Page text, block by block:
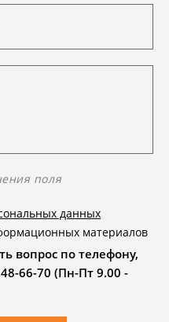
поля
данных
материалов
вопрос по телефону,
66-70 (Пн-Пт 9.00 -